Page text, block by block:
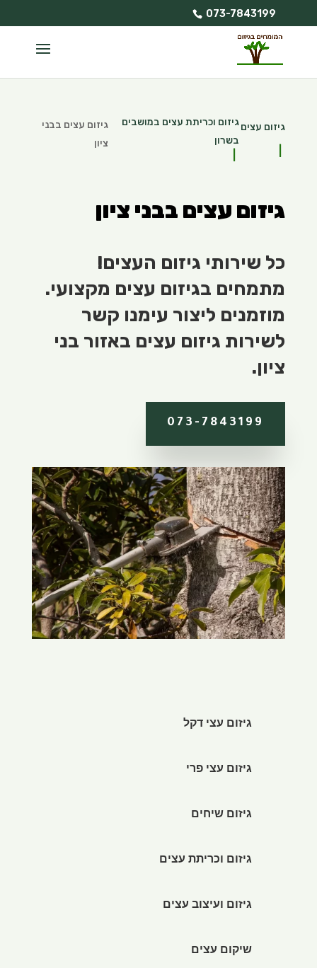
073-7843199
גיזום עציםגיזום וכריתת עצים במושבים
בשרון
גיזום עצים בבני
ציון
גיזום עצים בבני ציון
כל שירותי גיזום העצים!
מתמחים בגיזום עצים מקצועי.
מוזמנים ליצור עימנו קשר
לשירות גיזום עצים באזור בני
ציון.
073-7843199
גיזום עצי דקל
גיזום עצי פרי
גיזום שיחים
גיזום וכריתת עצים
גיזום ועיצוב עצים
שיקום עצים